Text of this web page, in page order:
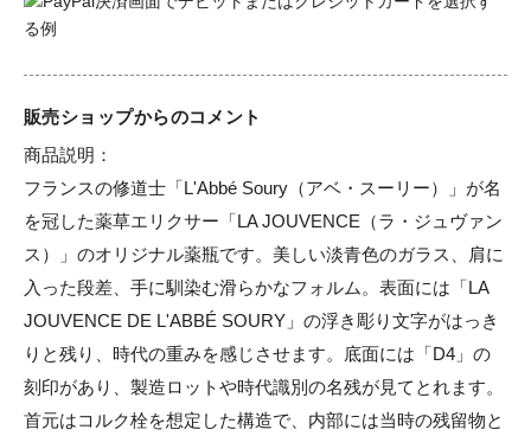
販売ショップからのコメント
商品説明：
フランスの修道士「L'Abbé Soury（アベ・スーリー）」が名
を冠した薬草エリクサー「LA JOUVENCE（ラ・ジュヴァン
ス）」のオリジナル薬瓶です。美しい淡青色のガラス、肩に
入った段差、手に馴染む滑らかなフォルム。表面には「LA
JOUVENCE DE L'ABBÉ SOURY」の浮き彫り文字がはっき
りと残り、時代の重みを感じさせます。底面には「D4」の
刻印があり、製造ロットや時代識別の名残が見てとれます。
首元はコルク栓を想定した構造で、内部には当時の残留物と